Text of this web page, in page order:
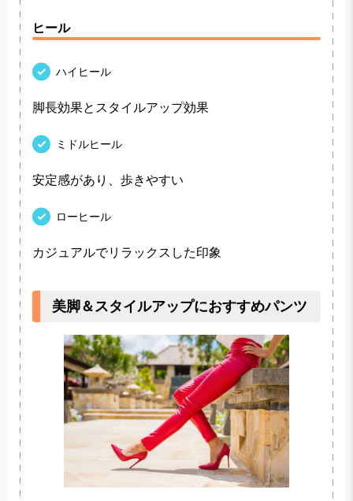
ヒール
ハイヒール
脚長効果とスタイルアップ効果
ミドルヒール
安定感があり、歩きやすい
ローヒール
カジュアルでリラックスした印象
美脚＆スタイルアップにおすすめパンツ